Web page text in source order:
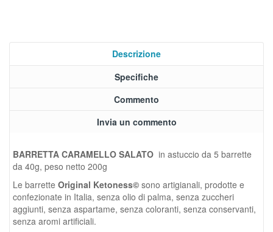
Descrizione
Specifiche
Commento
Invia un commento
BARRETTA CARAMELLO SALATO in astuccio da 5 barrette
da 40g, peso netto 200g
Le barrette Original Ketoness© sono artigianali, prodotte e
confezionate in Italia, senza olio di palma, senza zuccheri
aggiunti, senza aspartame, senza coloranti, senza conservanti,
senza aromi artificiali.